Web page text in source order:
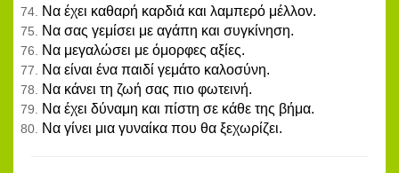
Να έχει καθαρή καρδιά και λαμπερό μέλλον.
Να σας γεμίσει με αγάπη και συγκίνηση.
Να μεγαλώσει με όμορφες αξίες.
Να είναι ένα παιδί γεμάτο καλοσύνη.
Να κάνει τη ζωή σας πιο φωτεινή.
Να έχει δύναμη και πίστη σε κάθε της βήμα.
Να γίνει μια γυναίκα που θα ξεχωρίζει.